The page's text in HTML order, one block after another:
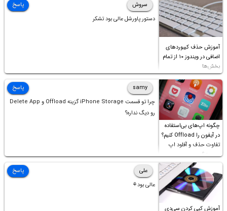
آموزش حذف کیبوردهای
اضافی در ویندوز ۱۰ از تمام
بخش‌ها
سروش
دستور پاورشل عالی بود تشکر
پاسخ
چگونه اپ‌های بی‌استفاده
در آیفون را Offload کنیم؟
تفاوت حذف و آفلود اپ
چیست؟
samy
چرا تو قسمت iPhone Storage گزینه Offload و Delete App
رو دیگ نداره؟
پاسخ
آموزش کپی کردن سی‌دی
علی
عالی بود⚘
پاسخ